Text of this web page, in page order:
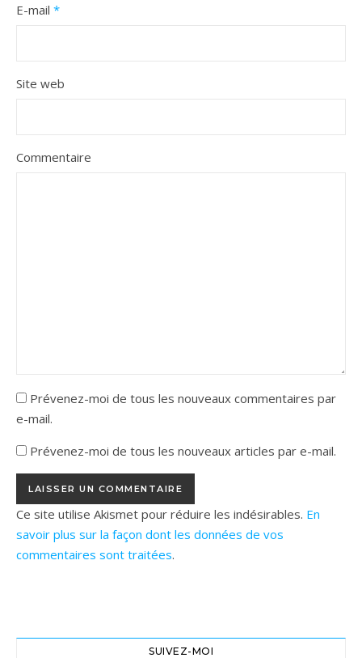
E-mail *
Site web
Commentaire
Prévenez-moi de tous les nouveaux commentaires par
e-mail.
Prévenez-moi de tous les nouveaux articles par e-mail.
Ce site utilise Akismet pour réduire les indésirables. En
savoir plus sur la façon dont les données de vos
commentaires sont traitées.
SUIVEZ-MOI